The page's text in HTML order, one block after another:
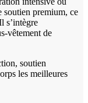
soutien premium, ce
s’intègre
de
soutien
les meilleures